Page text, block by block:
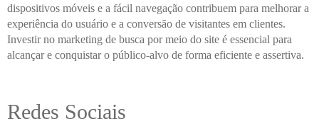
dispositivos móveis e a fácil navegação contribuem para melhorar a
experiência do usuário e a conversão de visitantes em clientes.
Investir no marketing de busca por meio do site é essencial para
alcançar e conquistar o público-alvo de forma eficiente e assertiva.
Redes Sociais